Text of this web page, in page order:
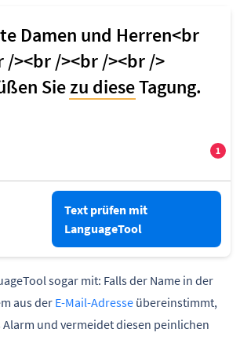
Text prüfen mit
LanguageTool
sogar mit: Falls der Name in der
aus der E-Mail-Adresse übereinstimmt,
Alarm und vermeidet diesen peinlichen